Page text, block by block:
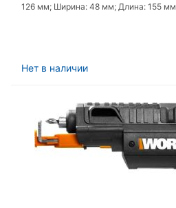
126 мм; Ширина: 48 мм; Длина: 155 мм
Нет в наличии